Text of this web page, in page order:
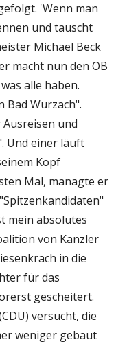
'Wenn man
und tauscht
Michael Beck
macht nun den OB
alle haben.
Wurzach".
Ausreisen und
Und einer läuft
Kopf
Mal, managte er
mein absolutes
von Kanzler
in die
für das
gescheitert.
versucht, die
weniger gebaut